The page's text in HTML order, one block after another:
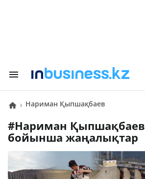
Нариман Қыпшақбаев
# Нариман Қыпшақбаев
бойынша жаңалықтар